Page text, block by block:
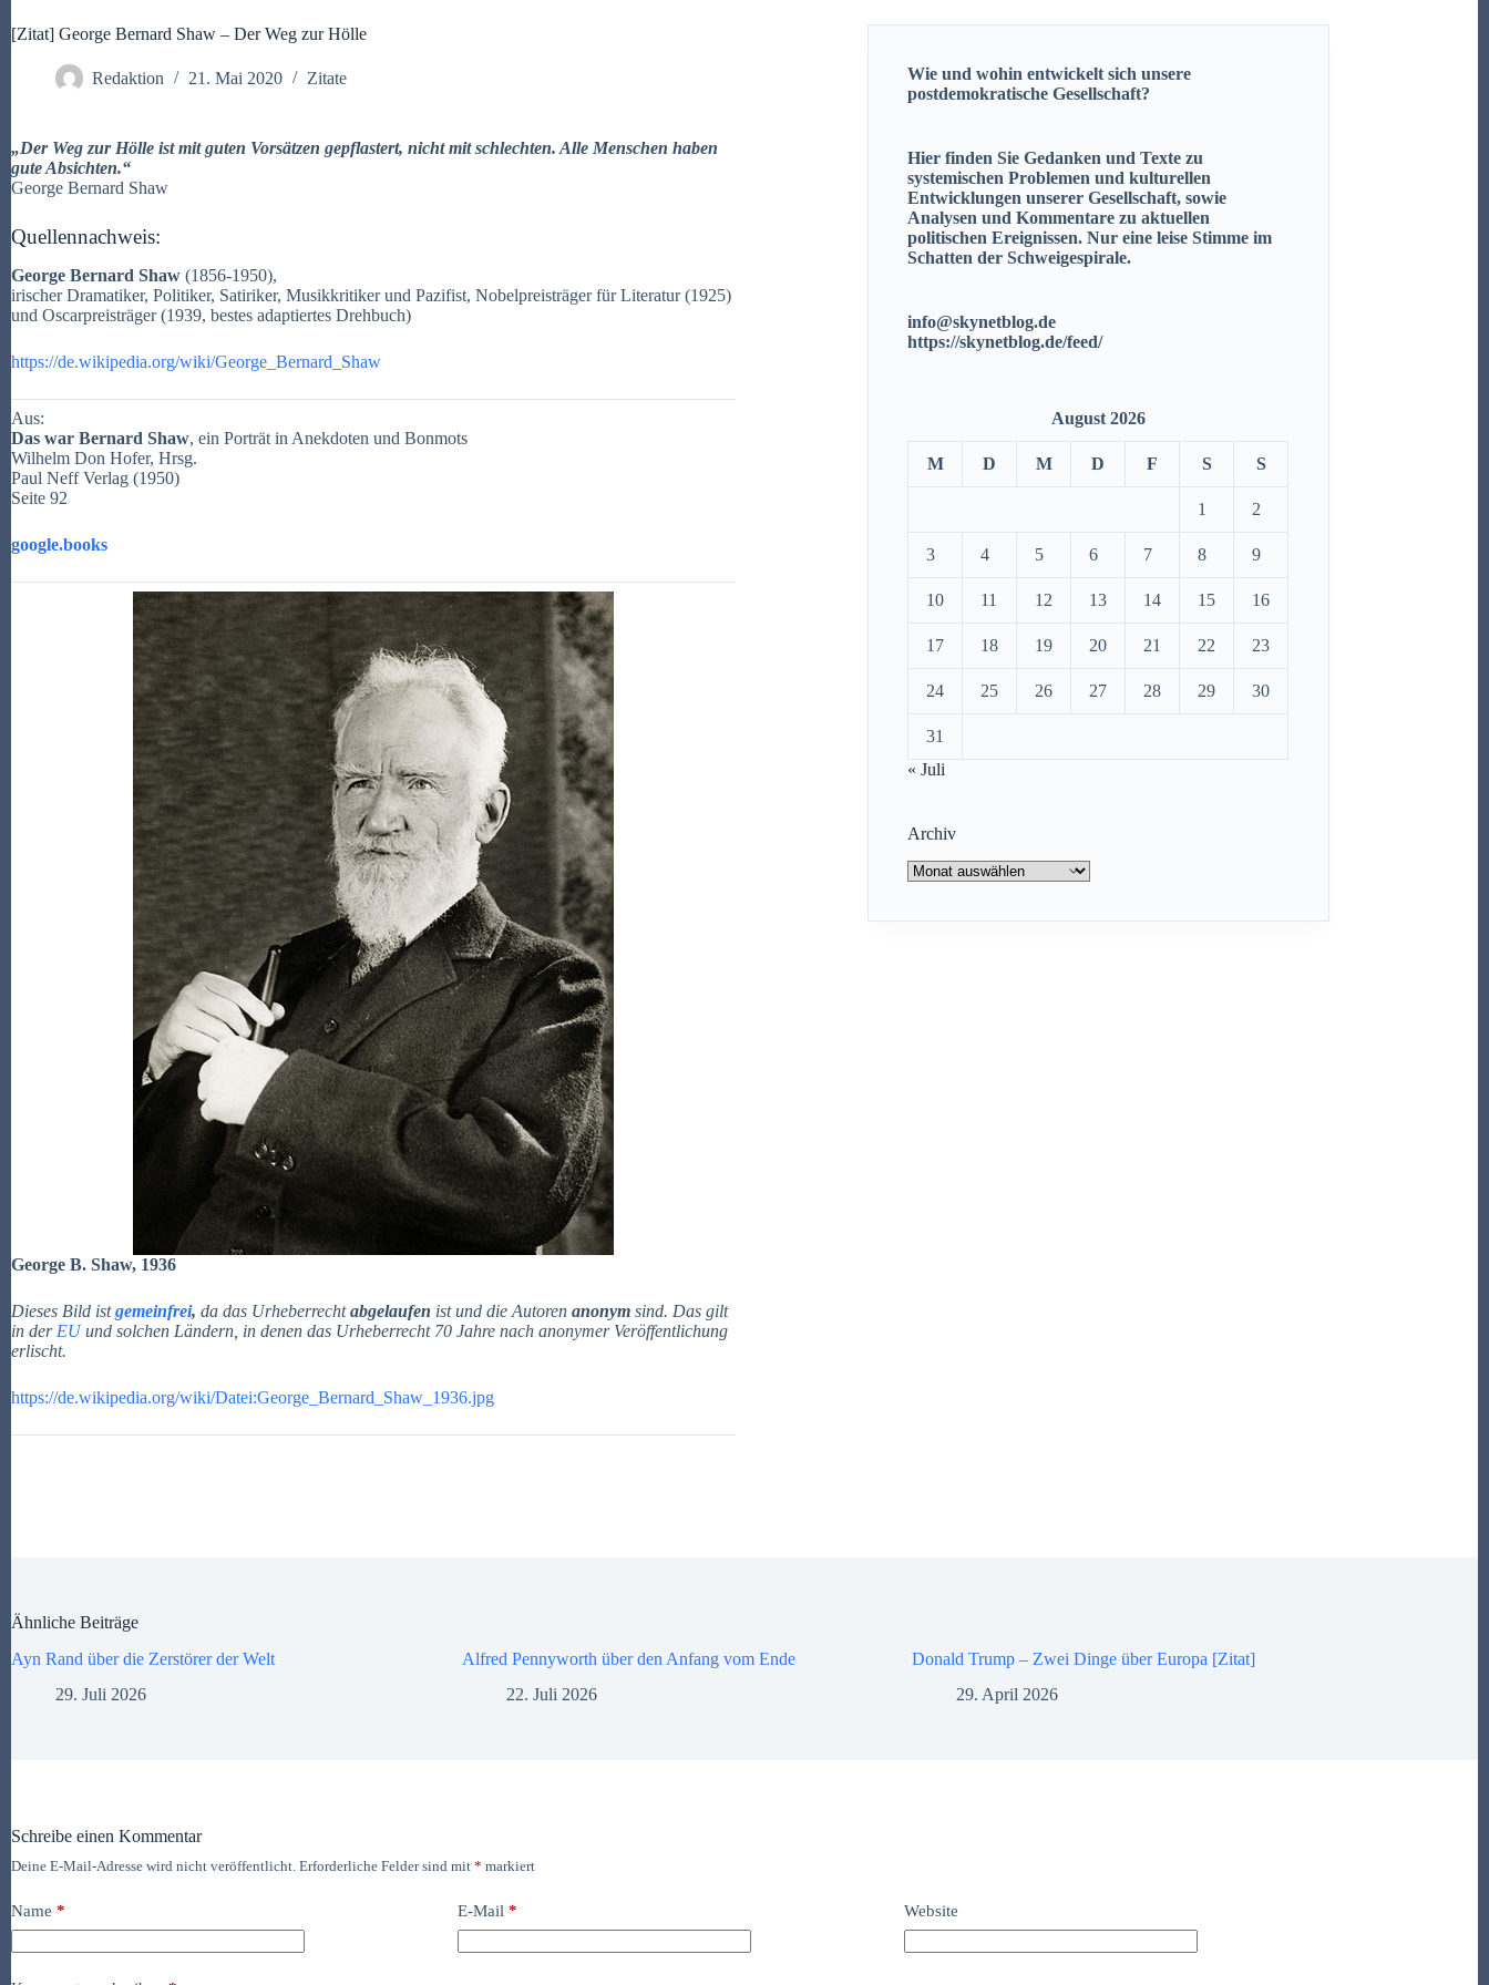
[Zitat] George Bernard Shaw – Der Weg zur Hölle
Redaktion 21. Mai 2020 Zitate
„Der Weg zur Hölle ist mit guten Vorsätzen gepflastert, nicht mit schlechten. Alle Menschen haben
gute Absichten.“
George Bernard Shaw
Quellennachweis:
George Bernard Shaw (1856-1950),
irischer Dramatiker, Politiker, Satiriker, Musikkritiker und Pazifist, Nobelpreisträger für Literatur (1925)
und Oscarpreisträger (1939, bestes adaptiertes Drehbuch)
https://de.wikipedia.org/wiki/George_Bernard_Shaw
Aus:
Das war Bernard Shaw, ein Porträt in Anekdoten und Bonmots
Wilhelm Don Hofer, Hrsg.
Paul Neff Verlag (1950)
Seite 92
google.books
George B. Shaw, 1936
Dieses Bild istgemeinfrei, da das Urheberrechtabgelaufen ist und die Autoren anonym sind. Das gilt
in der EUund solchen Ländern, in denen das Urheberrecht 70 Jahre nach anonymer Veröffentlichung
erlischt.
https://de.wikipedia.org/wiki/Datei:George_Bernard_Shaw_1936.jpg
Wie und wohin entwickelt sich unsere
postdemokratischeGesellschaft?
Hier finden Sie Gedanken und Texte zu
systemischen Problemen und kulturellen
Entwicklungen unserer Gesellschaft, sowie
Analysen und Kommentare zu aktuellen
politischen Ereignissen.Nur eine leise Stimme im
Schatten der Schweigespirale.
info@skynetblog.de
https://skynetblog.de/feed/
August 2026
M D M D F S S
1 2
3 4 5 6 7 8 9
10 11 12 13 14 15 16
17 18 19 20 21 22 23
24 25 26 27 28 29 30
31
« Juli
Archiv
Archiv
Ähnliche Beiträge
Ayn Rand über die Zerstörer der Welt
29. Juli 2026
Alfred Pennyworth über den Anfang vom Ende
22. Juli 2026
Donald Trump – Zwei Dinge über Europa [Zitat]
29. April 2026
Schreibe einen Kommentar
Deine E-Mail-Adresse wird nicht veröffentlicht. Erforderliche Felder sind mit * markiert
Name * E-Mail * Website